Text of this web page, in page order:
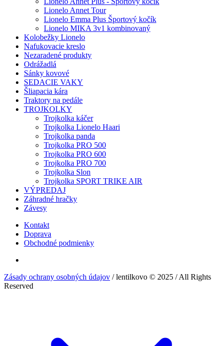
Lionelo Annet Tour
Lionelo Emma Plus Športový kočík
Lionelo MIKA 3v1 kombinovaný
Kolobežky Lionelo
Nafukovacie kreslo
Nezaradené produkty
Odrážadlá
Sánky kovové
SEDACIE VAKY
Šliapacia kára
Traktory na pedále
TROJKOLKY
Trojkolka káčer
Trojkolka Lionelo Haari
Trojkolka panda
Trojkolka PRO 500
Trojkolka PRO 600
Trojkolka PRO 700
Trojkolka Slon
Trojkolka SPORT TRIKE AIR
VÝPREDAJ
Záhradné hračky
Závesy
Kontakt
Doprava
Obchodné podmienky
Zásady ochrany osobných údajov / lentilkovo © 2025 / All Rights
Reserved